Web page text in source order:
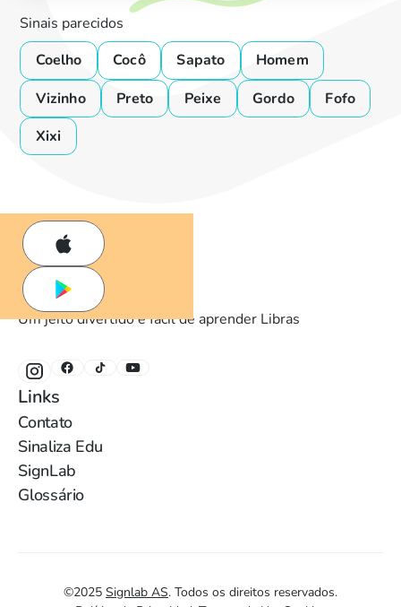
Sinais parecidos
Coelho
Cocô Sapato
Homem
Vizinho
Preto Peixe Gordo
Fofo
Xixi
Um jeito divertido e fácil de aprender Libras
Links
Contato
Sinaliza Edu
SignLab
Glossário
©2025 Signlab AS. Todos os direitos reservados.